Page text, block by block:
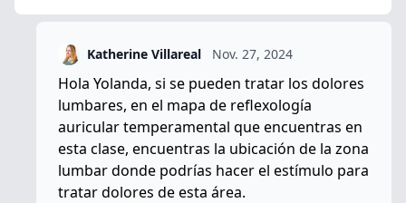
Katherine Villareal Nov. 27, 2024
Hola Yolanda, si se pueden tratar los dolores
lumbares, en el mapa de reflexología
auricular temperamental que encuentras en
esta clase, encuentras la ubicación de la zona
lumbar donde podrías hacer el estímulo para
tratar dolores de esta área.